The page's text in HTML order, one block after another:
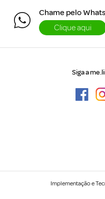
Chame pelo
Clique aqui
Siga a
Implementação e